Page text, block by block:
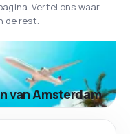
Vertel ons waar
de rest.
van Amsterdam